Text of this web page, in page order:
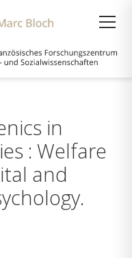
in
: Welfare
and